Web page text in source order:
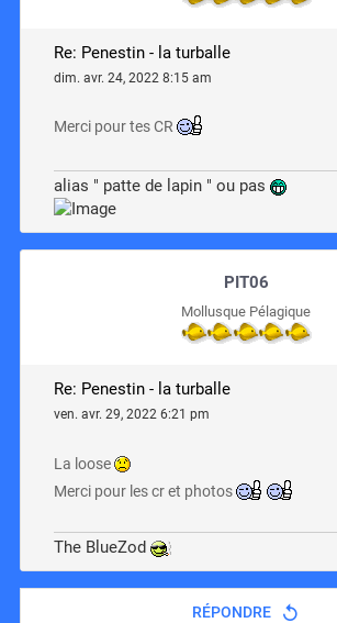
Re: Penestin - la turballe
dim. avr. 24, 2022 8:15 am
Merci pour tes CR
alias " patte de lapin " ou pas
PIT06
Mollusque Pélagique
Re: Penestin - la turballe
ven. avr. 29, 2022 6:21 pm
La loose
Merci pour les cr et photos
The BlueZod
RÉPONDRE